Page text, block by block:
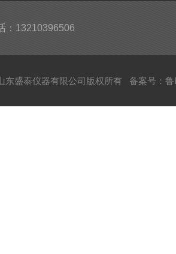
：13210396506
东盛泰仪器有限公司版权所有 备案号：